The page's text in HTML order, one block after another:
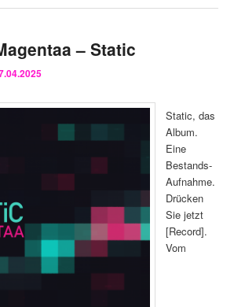
– Static
Static, das
Album.
Eine
Bestands-
Aufnahme.
Drücken
Sie jetzt
[Record].
Vom